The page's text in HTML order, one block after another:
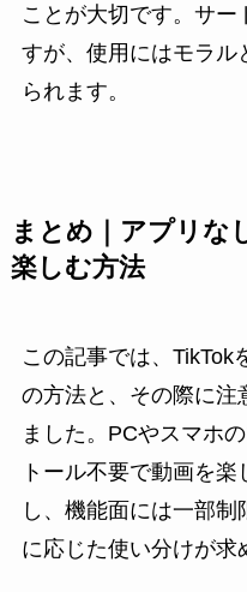
ことが大切です。サ
すが、使用にはモラル
られます。
まとめ｜アプリな
楽しむ方法
この記事では、TikTok
の方法と、その際に注
ました。PCやスマホ
トール不要で動画を
し、機能面には一部
に応じた使い分けが求